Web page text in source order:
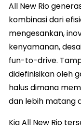
All New Rio
kombinasi dari
mengesankan,
kenyamanan,
fun-to-drive.
didefinisikan oleh
halus dimana
dan lebih matang
Kia All New Rio